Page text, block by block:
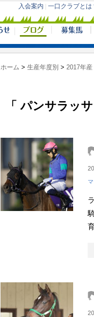
ホーム > 生産年度別 > 2017年産
「 パンサラッ